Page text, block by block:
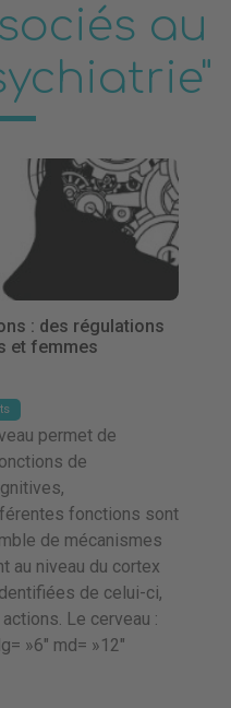
au
: des régulations
et femmes
permet de
de
fonctions sont
de mécanismes
au niveau du cortex
de celui-ci,
Le cerveau :
»6″ md= »12″